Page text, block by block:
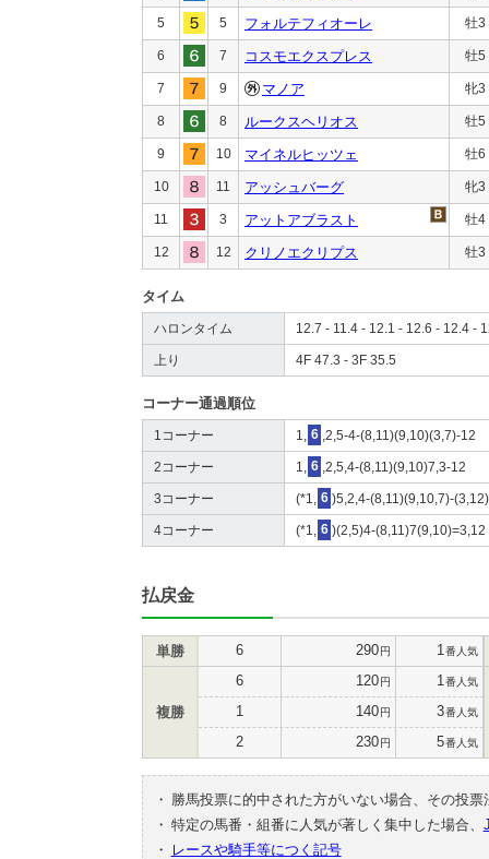
5 5 フォルテフィオーレ 牡3
6 7 コスモエクスプレス 牡5
7 9 マノア 牝3
8 8 ルークスヘリオス 牡5
9 10 マイネルヒッツェ 牡6
10 11 アッシュバーグ 牝3
11 3 アットアブラスト 牡4
12 12 クリノエクリプス 牡3
タイム
ハロンタイム 12.7 - 11.4 - 12.1 - 12.6 - 12.4 -
上り 4F 47.3 - 3F 35.5
コーナー通過順位
1コーナー 1, 6 ,2,5-4-(8,11)(9,10)(3,7)-12
2コーナー 1, 6 ,2,5,4-(8,11)(9,10)7,3-12
3コーナー (*1, 6 )5,2,4-(8,11)(9,10,7)-(3,12)
4コーナー (*1, 6 )(2,5)4-(8,11)7(9,10)=3,12
払戻金
単勝 6 290円 1 番人気
複勝
6 120円 1 番人気
1 140円 3番人気
2 230円 5番人気
・
勝馬投票に的中された方がいない場合、その投
・ 特定の馬番・組番に人気が著しく集中した場合、
・
レースや騎手等につく記号